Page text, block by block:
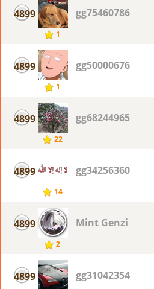
4899
1
gg75460786
4899
1
gg50000676
4899
22
gg68244965
4899
14
gg34256360
4899
2
Mint Genzi
4899 gg31042354